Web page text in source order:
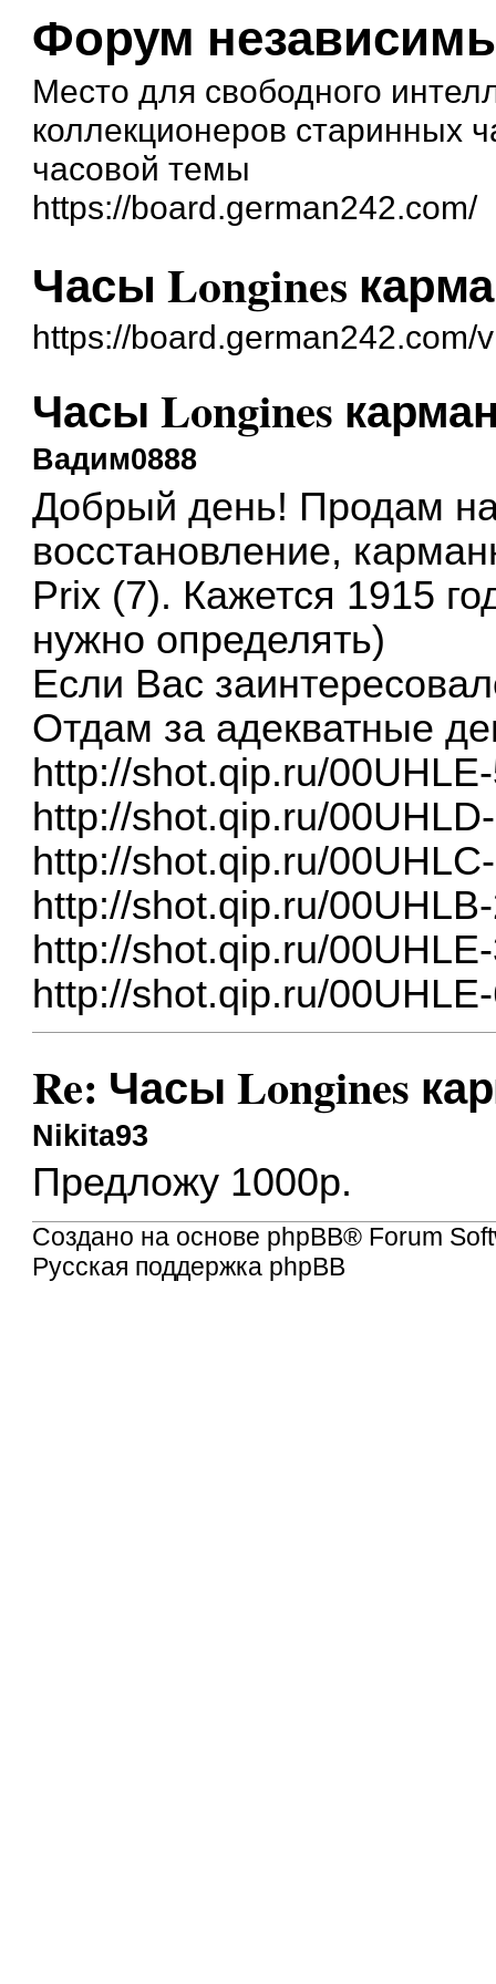
Форум
Место для свободного
коллекционеров старинных
часовой темы
https://board.german242.com/
Часы Longines
https://
Часы Longines
Вадим0888
Добрый день! Продам
восстановление,
Prix (7). Кажется 1915
нужно определять)
Если Вас
Отдам за адекватные
http://shot.qip.ru/
http://shot.qip.ru/
http://shot.qip.ru/
http://shot.qip.ru/
http://shot.qip.ru/
http://shot.qip.ru/
Re: Часы Longines
Nikita93
Предложу 1000р.
Создано на основе phpBB® Forum
Русская поддержка phpBB